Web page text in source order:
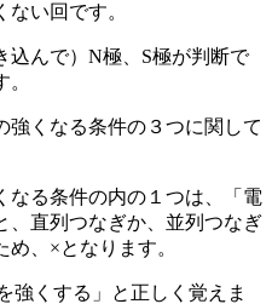
い回です。
込んで）N極、S極が判断で
強くなる条件の３つに関して
なる条件の内の１つは、「電
、直列つなぎか、並列つなぎ
、×となります。
強くする」と正しく覚えま